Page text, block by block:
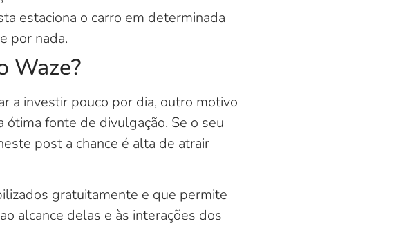
estaciona o carro em determinada
por nada.
Waze?
a investir pouco por dia, outro motivo
fonte de divulgação. Se o seu
post a chance é alta de atrair
gratuitamente e que permite
alcance delas e às interações dos